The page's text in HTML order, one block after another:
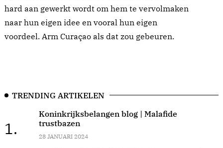
hard aan gewerkt wordt om hem te vervolmaken
naar hun eigen idee en vooral hun eigen
voordeel. Arm Curaçao als dat zou gebeuren.
TRENDING ARTIKELEN
1.
Koninkrijksbelangen blog | Malafide
trustbazen
28 JANUARI 2024